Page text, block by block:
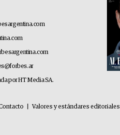
por HT Media SA.
Valores y estándares editoriales